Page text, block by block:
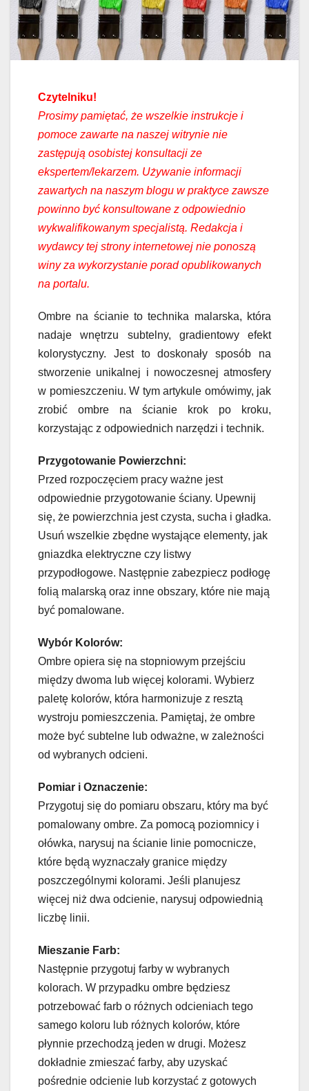
Czytelniku!
Prosimy pamiętać, że wszelkie instrukcje i
pomoce zawarte na naszej witrynie nie
zastępują osobistej konsultacji ze
ekspertem/lekarzem. Używanie informacji
zawartych na naszym blogu w praktyce zawsze
powinno być konsultowane z odpowiednio
wykwalifikowanym specjalistą. Redakcja i
wydawcy tej strony internetowej nie ponoszą
winy za wykorzystanie porad opublikowanych
na portalu.
Ombre na ścianie to technika malarska, która
nadaje wnętrzu subtelny, gradientowy efekt
kolorystyczny. Jest to doskonały sposób na
stworzenie unikalnej i nowoczesnej atmosfery
w pomieszczeniu. W tym artykule omówimy, jak
zrobić ombre na ścianie krok po kroku,
korzystając z odpowiednich narzędzi i technik.
Przygotowanie Powierzchni:
Przed rozpoczęciem pracy ważne jest
odpowiednie przygotowanie ściany. Upewnij
się, że powierzchnia jest czysta, sucha i gładka.
Usuń wszelkie zbędne wystające elementy, jak
gniazdka elektryczne czy listwy
przypodłogowe. Następnie zabezpiecz podłogę
folią malarską oraz inne obszary, które nie mają
być pomalowane.
Wybór Kolorów:
Ombre opiera się na stopniowym przejściu
między dwoma lub więcej kolorami. Wybierz
paletę kolorów, która harmonizuje z resztą
wystroju pomieszczenia. Pamiętaj, że ombre
może być subtelne lub odważne, w zależności
od wybranych odcieni.
Pomiar i Oznaczenie:
Przygotuj się do pomiaru obszaru, który ma być
pomalowany ombre. Za pomocą poziomnicy i
ołówka, narysuj na ścianie linie pomocnicze,
które będą wyznaczały granice między
poszczególnymi kolorami. Jeśli planujesz
więcej niż dwa odcienie, narysuj odpowiednią
liczbę linii.
Mieszanie Farb:
Następnie przygotuj farby w wybranych
kolorach. W przypadku ombre będziesz
potrzebować farb o różnych odcieniach tego
samego koloru lub różnych kolorów, które
płynnie przechodzą jeden w drugi. Możesz
dokładnie zmieszać farby, aby uzyskać
pośrednie odcienie lub korzystać z gotowych